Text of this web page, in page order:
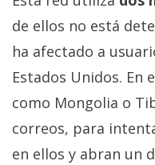
Más
temas
Sorteos
Foros
de ellos no está
ha afectado a
Estados Unidos.
como Mongolia o
correos, para
en ellos y abran un